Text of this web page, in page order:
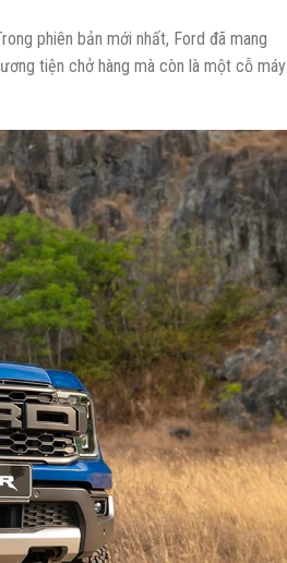
phiên bản mới nhất, Ford đã mang
tiện chở hàng mà còn là một cỗ máy